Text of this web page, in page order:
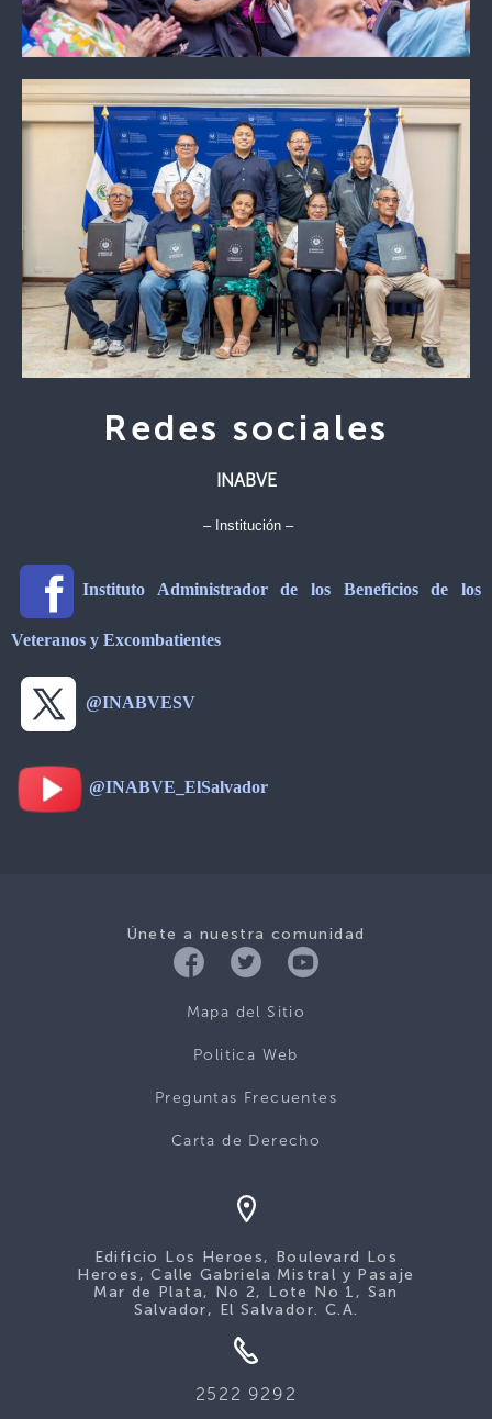
Redes sociales
INABVE
– Institución –
Instituto Administrador de los Beneficios de los
Veteranos y Excombatientes
@INABVESV
@INABVE_ElSalvador
Únete a nuestra comunidad
Mapa del Sitio
Politica Web
Preguntas Frecuentes
Carta de Derecho
Edificio Los Heroes, Boulevard Los
Heroes, Calle Gabriela Mistral y Pasaje
Mar de Plata, No 2, Lote No 1, San
Salvador, El Salvador. C.A.
2522 9292